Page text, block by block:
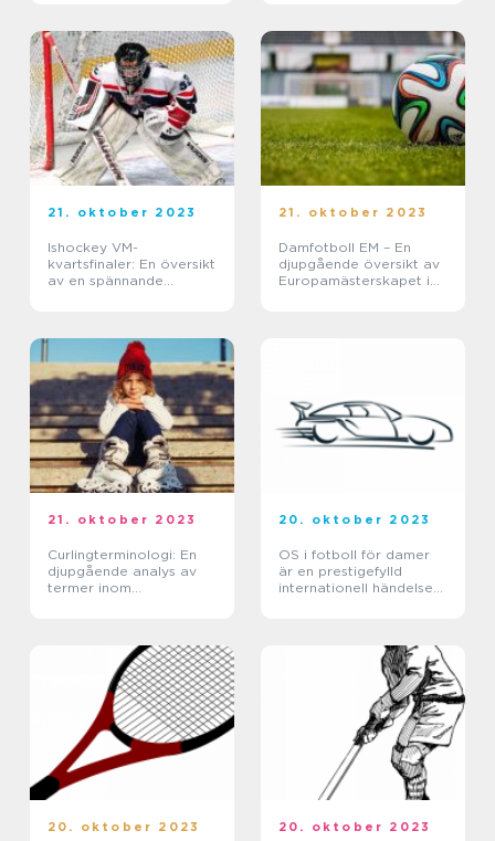
21. oktober 2023
Ishockey VM-
kvartsfinaler: En översikt
av en spännande
21. oktober 2023
Damfotboll EM – En
djupgående översikt av
Europamästerskapet i
21. oktober 2023
Curlingterminologi: En
djupgående analys av
termer inom
20. oktober 2023
OS i fotboll för damer
är en prestigefylld
internationell händelse
20. oktober 2023 20. oktober 2023